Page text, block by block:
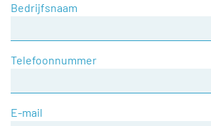
Bedrijfsnaam
Telefoonnummer
E-mail